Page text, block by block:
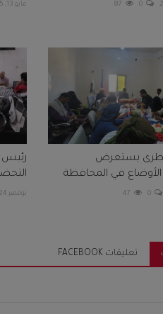
0
87 مايو 13, 2025
يستعرض
في المحافظة
0
47
رئيس
نوفمبر 24, 2024
تعليقات FACEBOOK